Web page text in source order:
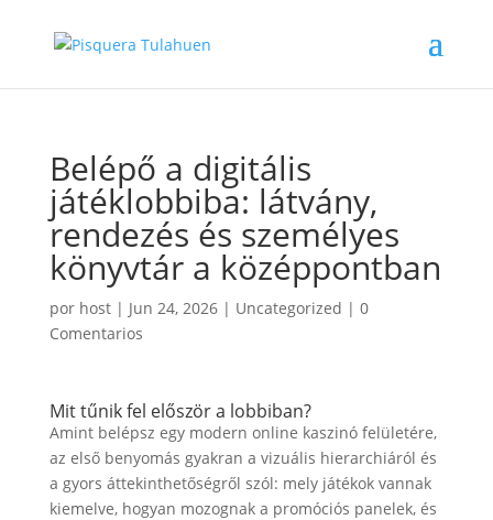
Belépő a digitális
játéklobbiba: látvány,
rendezés és személyes
könyvtár a középpontban
por host| Jun 24, 2026| Uncategorized | 0
Comentarios
Mit tűnik fel először a lobbiban?
Amint belépsz egy modern online kaszinó felületére,
az első benyomás gyakran a vizuális hierarchiáról és
a gyors áttekinthetőségről szól: mely játékok vannak
kiemelve, hogyan mozognak a promóciós panelek, és